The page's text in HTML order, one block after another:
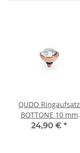
QUDO Ringaufsatz
BOTTONE 10 mm
roségold crystal
24,90 € *